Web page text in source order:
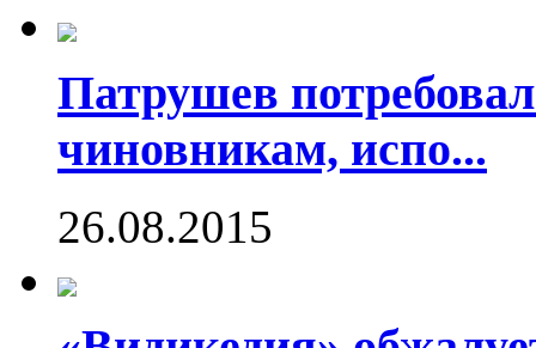
Патрушев
чиновникам, испо...
26.08.2015